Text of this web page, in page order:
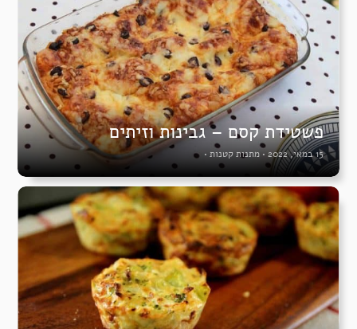
פשטידת קסם – גבינות וזיתים
15 במאי, 2022 •מתנות קטנות •